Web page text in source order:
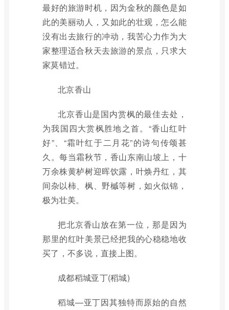
最好的旅游时机，因为金秋的颜色是如
此的美丽动人，又如此的壮观，怎么能
没有出去旅行的冲动，我苦心力作为大
家整理适合秋天去旅游的景点，只求大
家莫错过。
北京香山
北京香山是国内赏枫的最佳去处，
为我国四大赏枫胜地之首。“香山红叶
好”、“霜叶红于二月花”的诗句传颂甚
久。每当霜秋节，香山东南山坡上，十
万余株黄栌树迎晖饮露，叶焕丹红，其
间杂以柿、枫、野槭等树，如火似锦，
极为壮美。
把北京香山放在第一位，那是因为
那里的红叶美景已经把我的心稳稳地收
买了，不多说，直接上图。
成都稻城亚丁(稻城)
稻城—亚丁因其独特而原始的自然